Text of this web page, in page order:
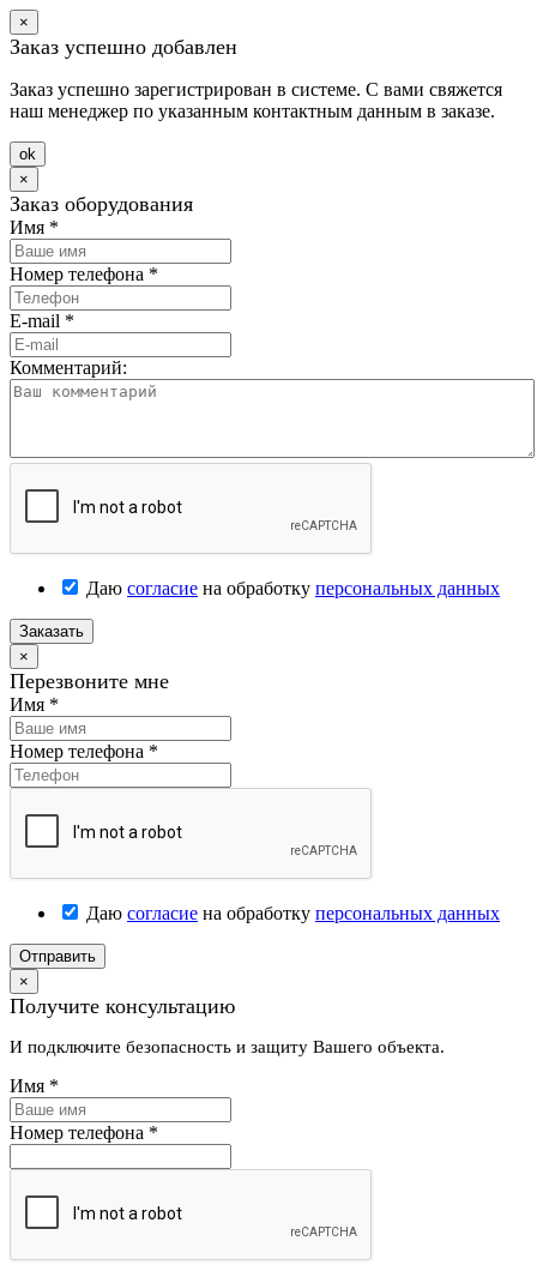
×
Заказ успешно добавлен
Заказ успешно зарегистрирован в системе. С вами свяжется
наш менеджер по указанным контактным данным в заказе.
оk
×
Заказ оборудования
Имя *
Номер телефона *
E-mail *
Комментарий:
Даю согласие на обработку персональных данных
Заказать
×
Перезвоните мне
Имя *
Номер телефона *
Даю согласие на обработку персональных данных
Отправить
×
Получите консультацию
И подключите безопасность и защиту Вашего объекта.
Имя *
Номер телефона *